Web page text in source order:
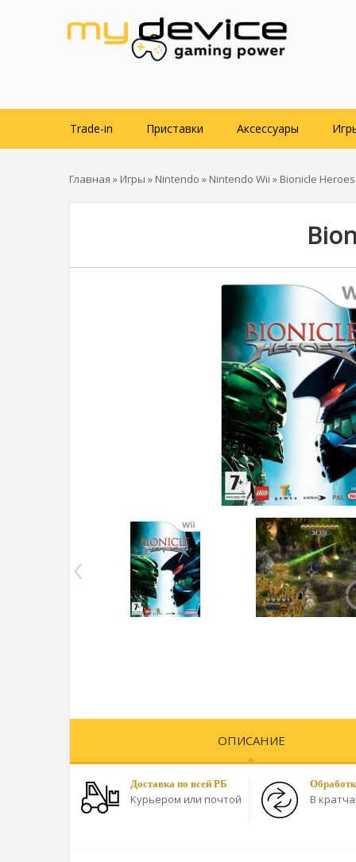
Trade-in Приставки Аксессуары
Главная » Игры » Nintendo » Nintendo Wii » Bionicle
ОПИСАНИЕ
Доставка по всей РБ
Курьером или почтой В